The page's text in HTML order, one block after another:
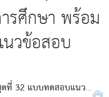
รศึกษา พร้อม
วข้อสอบ
ที่ 32 แบบทดสอบแนว